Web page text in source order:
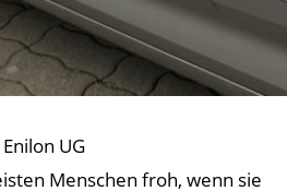
UG
Menschen froh, wenn sie